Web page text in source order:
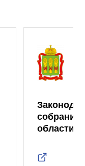
собрание
области